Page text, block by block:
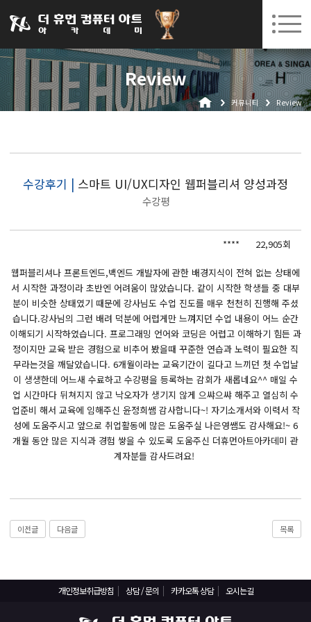
031-252-7277 수원캠퍼스 개강 08. 12.(수)
로그인 회원가입 고객센터
Review
커뮤니티 Review
수강후기 | 스마트 UI/UX디자인 웹퍼블리셔 양성과정
수강평
**** 22,905회
웹퍼블리셔나 프론트엔드,백엔드 개발자에 관한 배경지식이 전혀 없는 상태에
서 시작한 과정이라 초반엔 어려움이 많았습니다. 같이 시작한 학생들 중 대부
분이 비슷한 상태였기 때문에 강사님도 수업 진도를 매우 천천히 진행해 주셨
습니다.강사님의 그런 배려 덕분에 어렵게만 느껴지던 수업 내용이 어느 순간
이해되기 시작하였습니다. 프로그래밍 언어와 코딩은 어렵고 이해하기 힘든 과
정이지만 교육 받은 경험으로 비추어 봤을때 꾸준한 연습과 노력이 필요한 직
무라는것을 깨달았습니다. 6개월이라는 교육기간이 길다고 느끼던 첫 수업날
이 생생한데 어느새 수료하고 수강평을 등록하는 감회가 새롭네요^^ 매일 수
업 시간마다 뒤쳐지지 않고 낙오자가 생기지 않게 으쌰으쌰 해주고 열심히 수
업준비 해서 교육에 임해주신 윤정희쌤 감사합니다~! 자기소개서와 이력서 작
성에 도움주시고 앞으로 취업활동에 많은 도움주실 나은영쌤도 감사해요!~ 6
개월 동안 많은 지식과 경험 쌓을 수 있도록 도움주신 더휴먼아트아카데미 관
계자분들 감사드려요!
이전글 다음글 목록
개인정보취급방침 상담 / 문의 카카오톡 상담 오시는길
아카데미소개
인사말
오시는길
생성형AI
BIM 건축설계 및 실내건축설계(캐드(CAD),맥스(MAX),레빗(REVIT))실무자 양성과정
React, Veu 프레임워크 기반 프론트엔드 개발 양성 지원
반응형/웹퍼블리셔/프론트엔드 웹개발자(웹디자인)
반응형/웹퍼블리셔/프론트엔드 웹개발자(웹디자인기능사 과정평가형)
자바(Java)기반 JSP/스프링 웹개발자(정보처리산업기사)(과정평가형)
디지털컨버전스 자바(JAVA)개발자(전자정부 프레임워크/SPRING)
전산세무회계 자격취득과정[전산회계1급/전산세무2급/FAT1급/TAT2급]
컴퓨터활용능력2급(필기+실기) 및 ITQ자격증 취득(한글,엑셀,파워포인트)
포토샵 자격증 취득과정(GTQ1급)
전산회계 1급 / FAT 1급 자격증 취득과정